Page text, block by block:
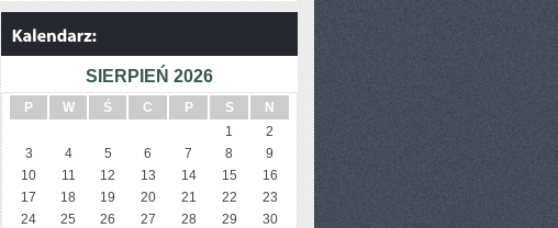
SIERPIEŃ 2026
P W Ś C P S
N
1
2
3
4 5 6 7 8
9
10
11 12 13 14 15
16
17
18 19 20 21 22
23
24
25 26 27 28 29
30